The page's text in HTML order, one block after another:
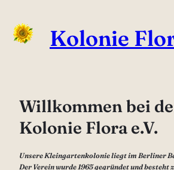
Inhalt
springen
Kolonie
Willkommen bei
Kolonie Flora e.V.
Unsere Kleingartenkolonie liegt im Berliner
Der Verein wurde 1965 gegründet und besteht